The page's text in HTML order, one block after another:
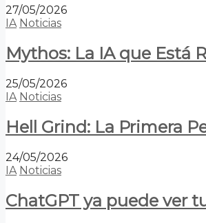
27/05/2026
IA Noticias
Mythos: La IA que Está
25/05/2026
IA Noticias
Hell Grind: La Primera
24/05/2026
IA Noticias
ChatGPT ya puede ver